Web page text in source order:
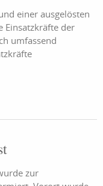
einer ausgelösten
Einsatzkräfte der
umfassend
zur